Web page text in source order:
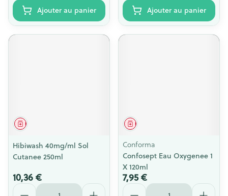
Ajouter au panier Ajouter au panier
Médicament
Hibiwash 40mg/ml Sol
Cutanee 250ml
10,36 €
Quantité
Médicament
Conforma
Confosept Eau Oxygenee 1
X 120ml
7,95 €
Quantité